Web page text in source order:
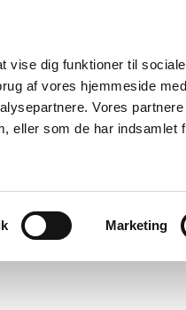
vise dig funktioner til
af vores hjemmeside
Vores
eller som de har indsamlet
Marketing
Om os Kontakt
Apoteker og salg af